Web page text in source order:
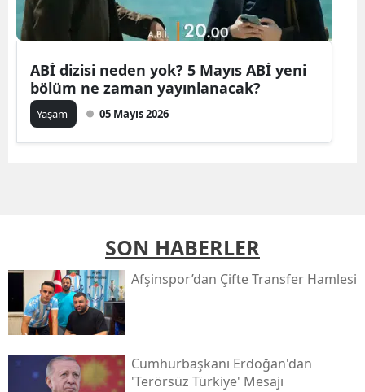
ABİ dizisi neden yok? 5 Mayıs ABİ yeni
bölüm ne zaman yayınlanacak?
Yaşam 05 Mayıs 2026
SON HABERLER
Afşinspor’dan Çifte Transfer Hamlesi
Cumhurbaşkanı Erdoğan'dan
'terörsüz Türkiye' Mesajı